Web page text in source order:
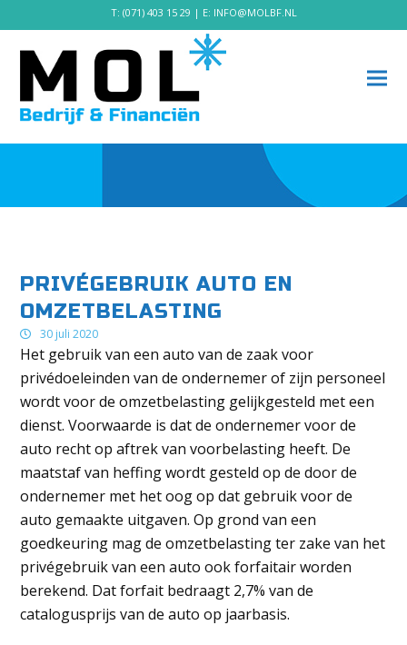
T: (071) 403 15 29 | E: INFO@MOLBF.NL
PRIVÉGEBRUIK AUTO EN
OMZETBELASTING
30 juli 2020
Het gebruik van een auto van de zaak voor
privédoeleinden van de ondernemer of zijn personeel
wordt voor de omzetbelasting gelijkgesteld met een
dienst. Voorwaarde is dat de ondernemer voor de
auto recht op aftrek van voorbelasting heeft. De
maatstaf van heffing wordt gesteld op de door de
ondernemer met het oog op dat gebruik voor de
auto gemaakte uitgaven. Op grond van een
goedkeuring mag de omzetbelasting ter zake van het
privégebruik van een auto ook forfaitair worden
berekend. Dat forfait bedraagt 2,7% van de
catalogusprijs van de auto op jaarbasis.